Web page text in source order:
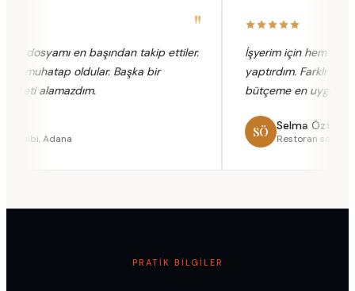
dosyamı en başından takip ettiler.
muhatap oldular. Başka bir
alamazdım.
Adana
İşyerim için hem
yaptırdım. Farklı
bütçeme en uygun
SÖ Selma Öztürk
Restoran sahibi,
PRATIK BILGILER